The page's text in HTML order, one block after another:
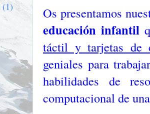
Os presentamos
educación infantil
táctil y tarjetas de
geniales para
habilidades de
computacional de
(1)